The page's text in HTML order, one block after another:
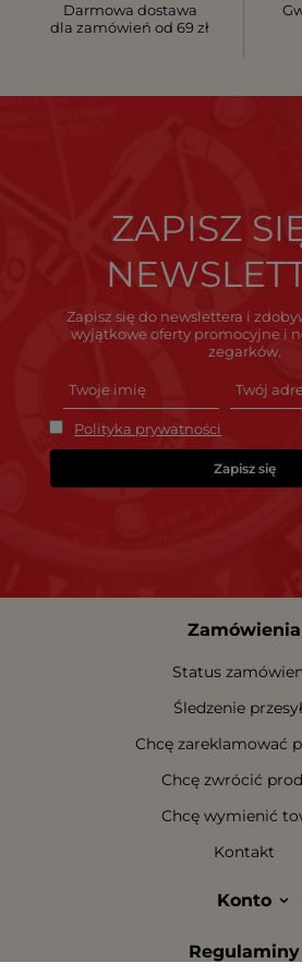
Darmowa dostawa
dla zamówień od 69 zł
ZAPISZ
Zapisz się do newslettera i
wyjątkowe oferty promocyjne i
zegarków.
Polityka prywatności
Zapisz się
Zamówienia
Status
Śledzenie
Chcę zareklamować
Chcę zwrócić
Chcę wymienić
Kontakt
Konto
Regulaminy